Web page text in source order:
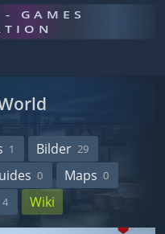
GAMES
1 Bilder 29
0 Maps 0
4 Wiki